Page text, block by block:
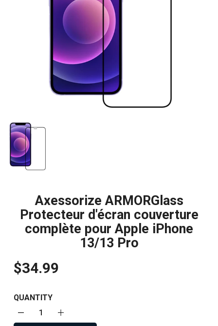
Axessorize ARMORGlass
Protecteur d'écran couverture
complète pour Apple iPhone
13/13 Pro
$34.99
QUANTITY